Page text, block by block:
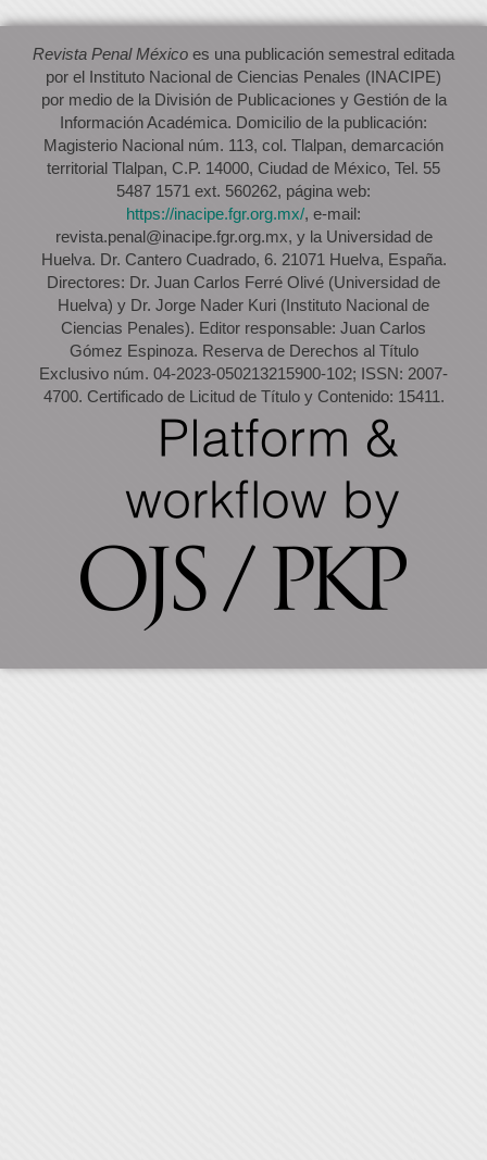
Revista Penal México es una publicación semestral editada
por el Instituto Nacional de Ciencias Penales (INACIPE)
por medio de la División de Publicaciones y Gestión de la
Información Académica. Domicilio de la publicación:
Magisterio Nacional núm. 113, col. Tlalpan, demarcación
territorial Tlalpan, C.P. 14000, Ciudad de México, Tel. 55
5487 1571 ext. 560262, página web:
https://inacipe.fgr.org.mx/, e-mail:
revista.penal@inacipe.fgr.org.mx, y la Universidad de
Huelva. Dr. Cantero Cuadrado, 6. 21071 Huelva, España.
Directores: Dr. Juan Carlos Ferré Olivé (Universidad de
Huelva) y Dr. Jorge Nader Kuri (Instituto Nacional de
Ciencias Penales). Editor responsable: Juan Carlos
Gómez Espinoza. Reserva de Derechos al Título
Exclusivo núm. 04-2023-050213215900-102; ISSN: 2007-
4700. Certificado de Licitud de Título y Contenido: 15411.